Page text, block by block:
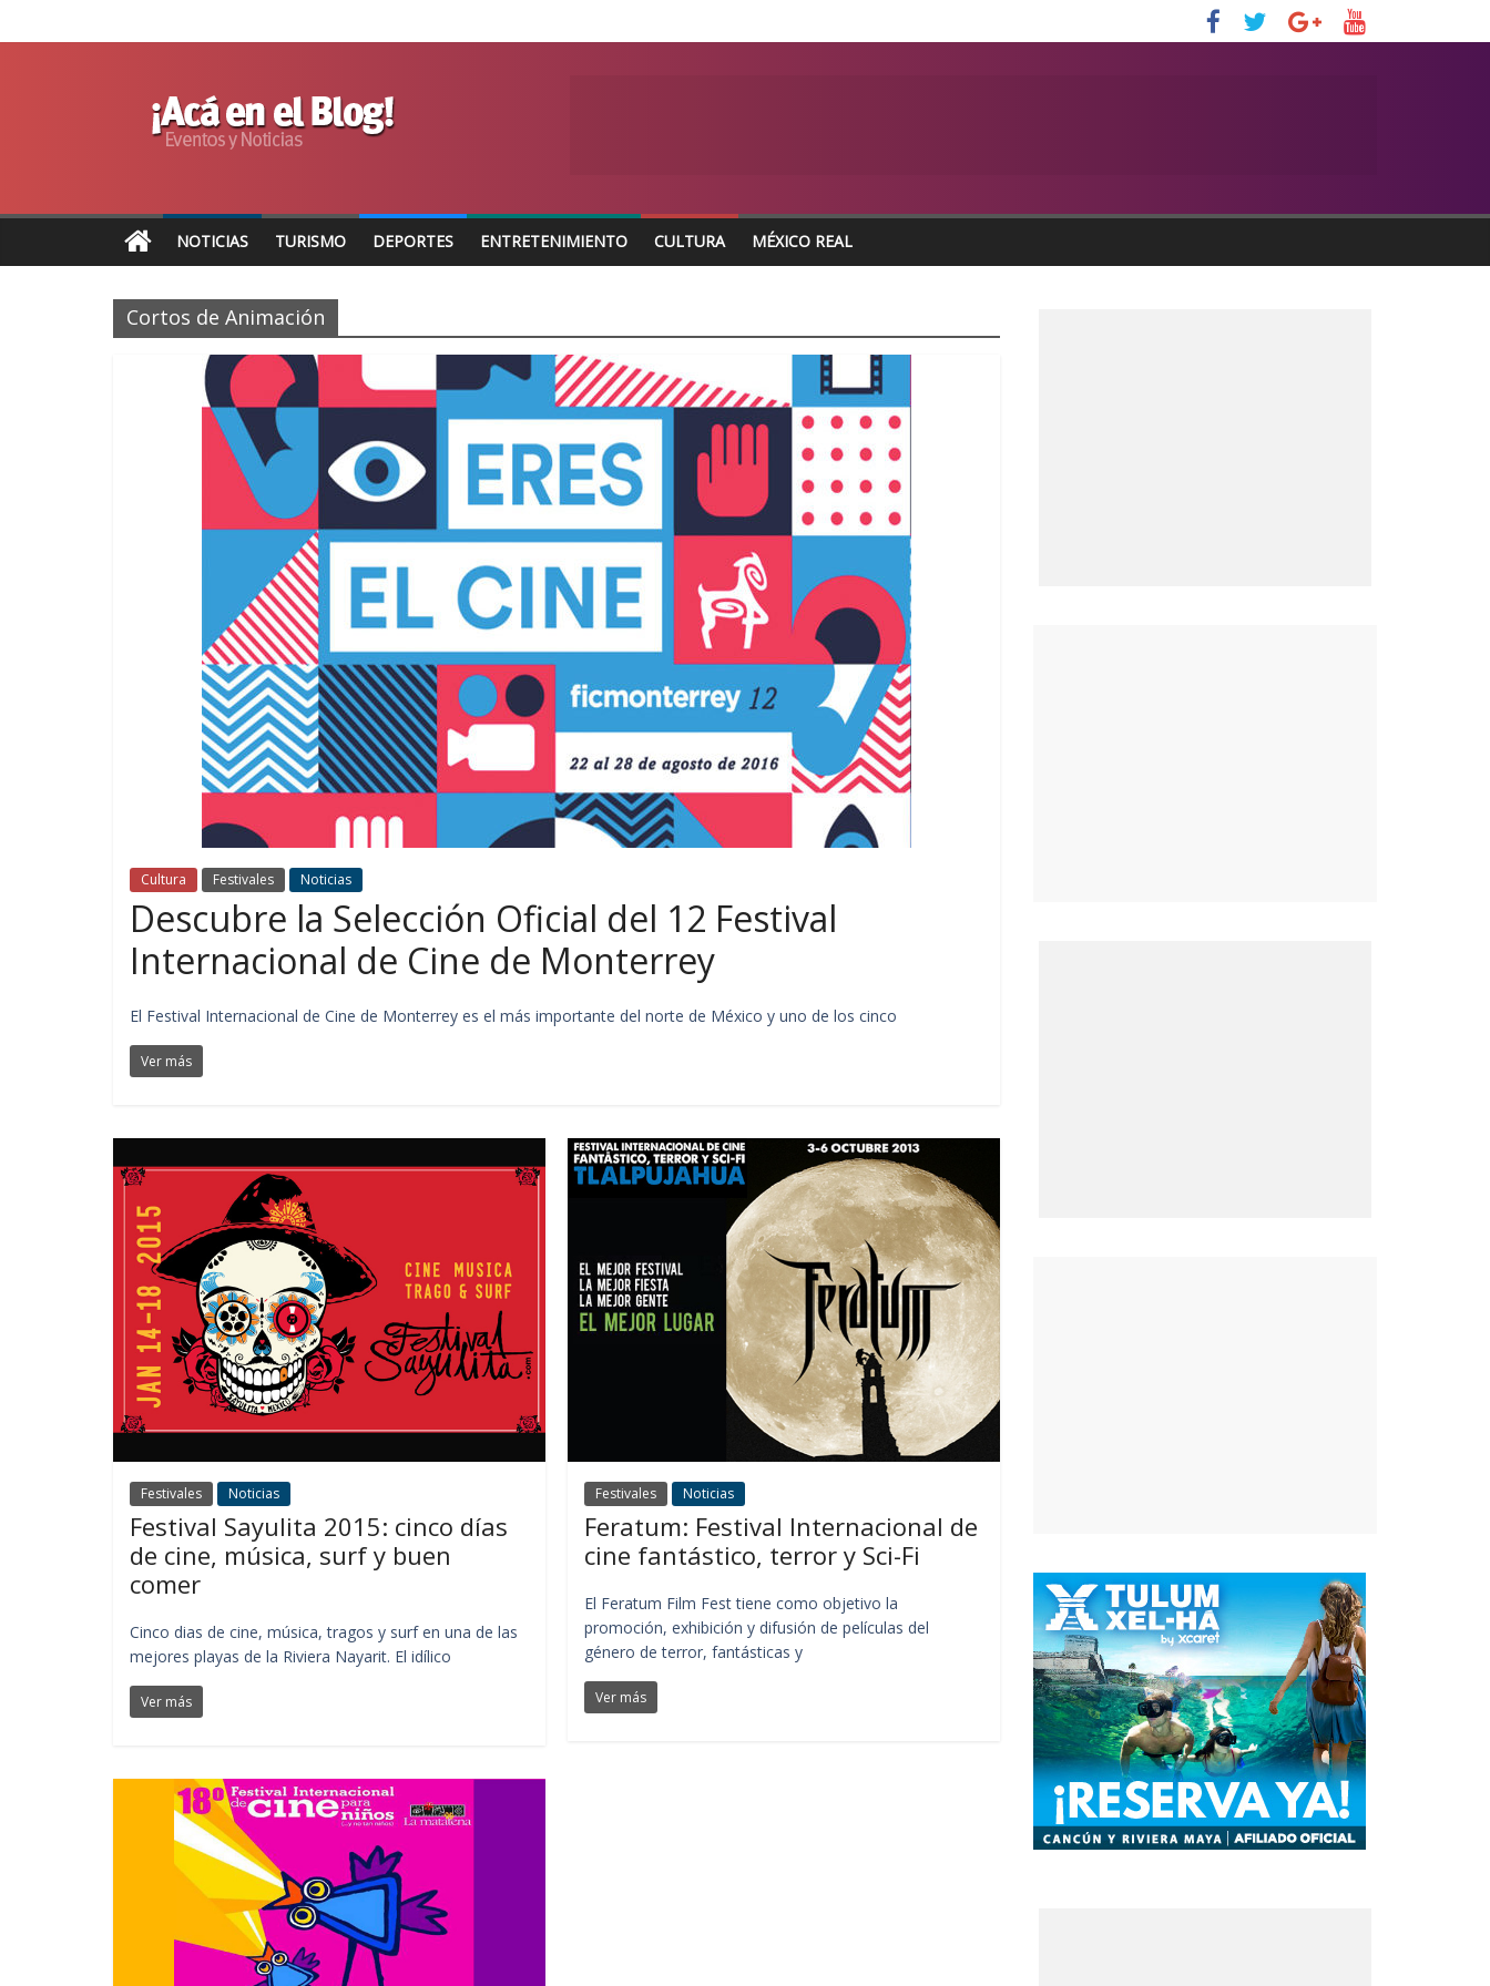
NOTICIAS TURISMO DEPORTES ENTRETENIMIENTO CULTURA MÉXICO REAL
Cortos de Animación
Cultura Festivales Noticias
Descubre la Selección Oficial del 12 Festival
Internacional de Cine de Monterrey
El Festival Internacional de Cine de Monterrey es el más importante del norte de México y uno de los cinco
Ver más
Festivales Noticias
Festival Sayulita 2015: cinco días
de cine, música, surf y buen
comer
Cinco dias de cine, música, tragos y surf en una de las
mejores playas de la Riviera Nayarit. El idílico
Ver más
Festivales Noticias
Feratum: Festival Internacional de
cine fantástico, terror y Sci-Fi
El Feratum Film Fest tiene como objetivo la
promoción, exhibición y difusión de películas del
género de terror, fantásticas y
Ver más